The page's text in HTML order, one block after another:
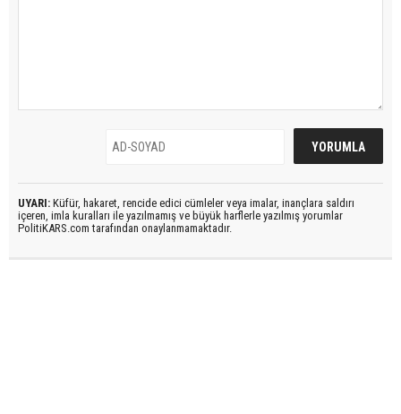
UYARI: Küfür, hakaret, rencide edici cümleler veya imalar, inançlara saldırı
içeren, imla kuralları ile yazılmamış ve büyük harflerle yazılmış yorumlar
PolitiKARS.com tarafından onaylanmamaktadır.